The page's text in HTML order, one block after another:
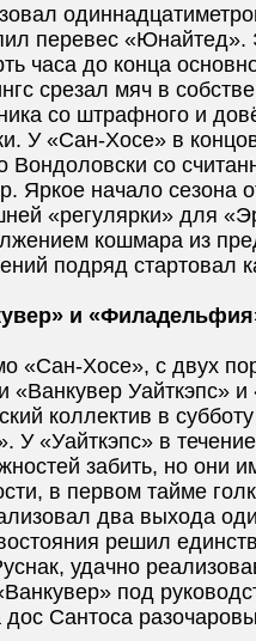
перевес
часа до конца
срезал мяч в
со штрафного и
У «Сан-Хосе» в
Вондоловски со
Яркое начало сезона
«регулярки» для
кошмара из
подряд стартовал
и
«Сан-Хосе», с двух
«Ванкувер Уайткэпс»
коллектив в
У «Уайткэпс» в
забить, но они
в первом тайме
два выхода
решил
удачно
под
Сантоса